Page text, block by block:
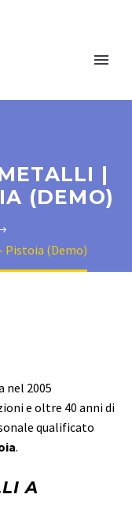
|
(DEMO)
Pistoia (Demo)
nel 2005
e oltre 40 anni di
qualificato
.
A